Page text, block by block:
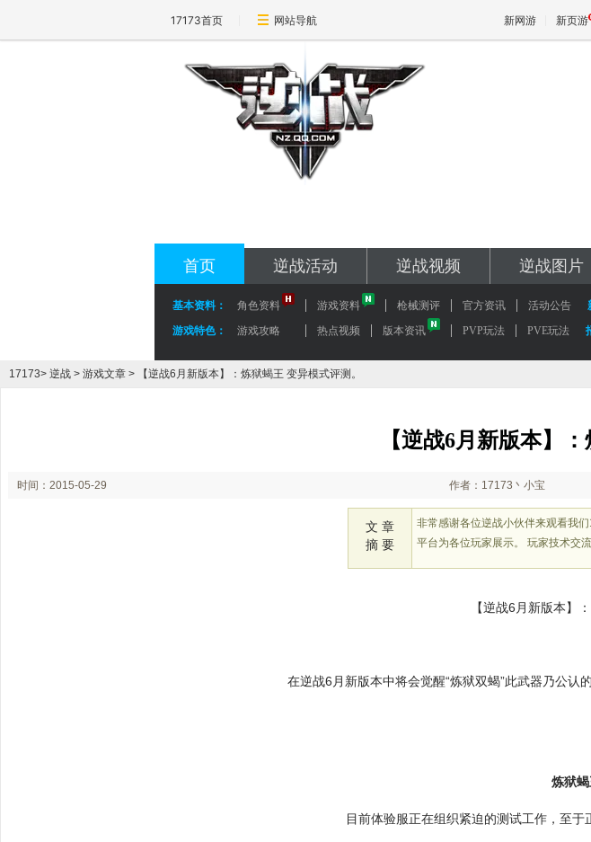
17173首页 网站导航 新网游 新页游
首页 逆战活动 逆战视频 逆战图片
基本资料： 角色资料 游戏资料 枪械测评 官方资讯 活动公告
游戏特色：
游戏攻略 热点视频 版本资讯 PVP玩法 PVE玩法
17173> 逆战 > 游戏文章 > 【逆战6月新版本】：炼狱蝎王 变异模式评测。
【逆战6月新版本】
时间：2015-05-29 作者：17173丶小宝
文 章
摘 要
非常感谢各位逆战小伙伴来观看我
平台为各位玩家展示。 玩家技术交
【逆战6月新版本】
在逆战6月新版本中将会觉醒“炼狱双蝎”此武器乃公认
炼狱
目前体验服正在组织紧迫的测试工作，至于